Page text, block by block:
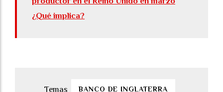
¿Qué implica?
BANCO DE INGLATERRA